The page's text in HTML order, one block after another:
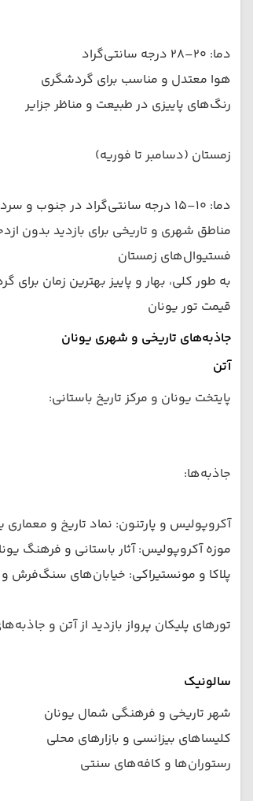
دما: ۲۰–۲۸ درجه سانتی‌گراد
هوا معتدل و مناسب برای گردشگری
رنگ‌های پاییزی در طبیعت و مناظر جزایر
زمستان (دسامبر تا فوریه)
دما: ۱۰–۱۵ درجه سانتی‌گراد در جنوب و سردتر در شمال
مناطق شهری و تاریخی برای بازدید بدون
فستیوال‌های زمستان
به طور کلی، بهار و پاییز بهترین زمان
قیمت تور یونان
جاذبه‌های تاریخی و شهری یونان
آتن
پایتخت یونان و مرکز تاریخ باستانی:
جاذبه‌ها:
آکروپولیس و پارتنون: نماد تاریخ و معماری
موزه آکروپولیس: آثار باستانی و فرهنگ
پلاکا و مونستیراکی: خیابان‌های سنگ‌فرش و
تورهای پلیکان پرواز بازدید از آتن و
سالونیک
شهر تاریخی و فرهنگی شمال یونان
کلیساهای بیزانسی و بازارهای محلی
رستوران‌ها و کافه‌های سنتی